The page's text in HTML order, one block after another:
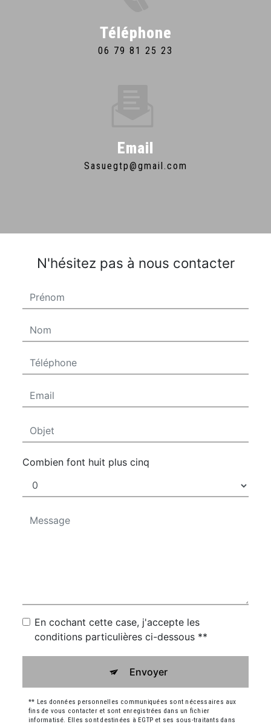
Téléphone
06 79 81 25 23
Email
sasuegtp@gmail.com
N'hésitez pas à nous contacter
Combien font huit plus cinq
En cochant cette case, j'accepte les
conditions particulières ci-dessous **
Envoyer
** Les données personnelles communiquées sont nécessaires aux
fins de vous contacter et sont enregistrées dans un fichier
informatisé. Elles sont destinées à EGTP et ses sous-traitants dans